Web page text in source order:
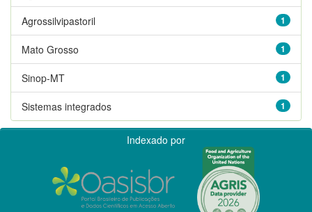
1
Agrossilvipastoril
1
Mato Grosso
1
Sinop-MT
1
Sistemas integrados
Indexado por